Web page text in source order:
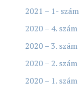
2021 – 1- szám
2020 – 4. szám
2020 – 3. szám
2020 – 2. szám
2020 – 1. szám